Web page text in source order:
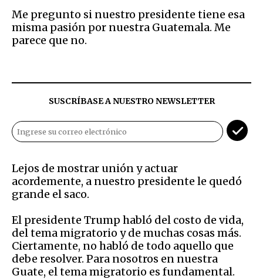
Me pregunto si nuestro presidente tiene esa
misma pasión por nuestra Guatemala. Me
parece que no.
SUSCRÍBASE A NUESTRO NEWSLETTER
Lejos de mostrar unión y actuar
acordemente, a nuestro presidente le quedó
grande el saco.
El presidente Trump habló del costo de vida,
del tema migratorio y de muchas cosas más.
Ciertamente, no habló de todo aquello que
debe resolver. Para nosotros en nuestra
Guate, el tema migratorio es fundamental.